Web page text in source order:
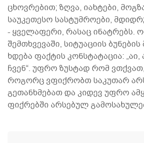
ცხოვრებით; ზღვა, იახტები,
საუკეთესო სასტუმროები,
- ყველაფერი, რასაც ინატრებს.
შემთხვევაში, სიტუაციის
ხდება ფაქტის კონსტატაცია:
ჩვენ“. უფრო ზუსტად რომ
როგორც ვფიქრობთ საკუთარ
გეთანხმებათ და კიდევ უფრო
ფიქრებში არსებულ